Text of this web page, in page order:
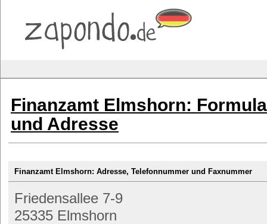
Finanzamt Elmshorn:
und Adresse
Finanzamt Elmshorn: Adresse, Telefonnummer und Faxnummer
Friedensallee 7-9
25335 Elmshorn